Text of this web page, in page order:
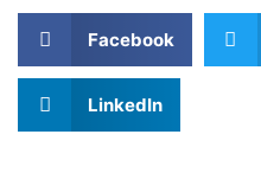
Facebook
LinkedIn